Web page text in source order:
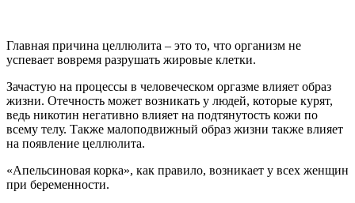
Главная причина целлюлита – это то, что организм не
успевает вовремя разрушать жировые клетки.
Зачастую на процессы в человеческом оргазме влияет образ
жизни. Отечность может возникать у людей, которые курят,
ведь никотин негативно влияет на подтянутость кожи по
всему телу. Также малоподвижный образ жизни также влияет
на появление целлюлита.
«Апельсиновая корка», как правило, возникает у всех женщин
при беременности.